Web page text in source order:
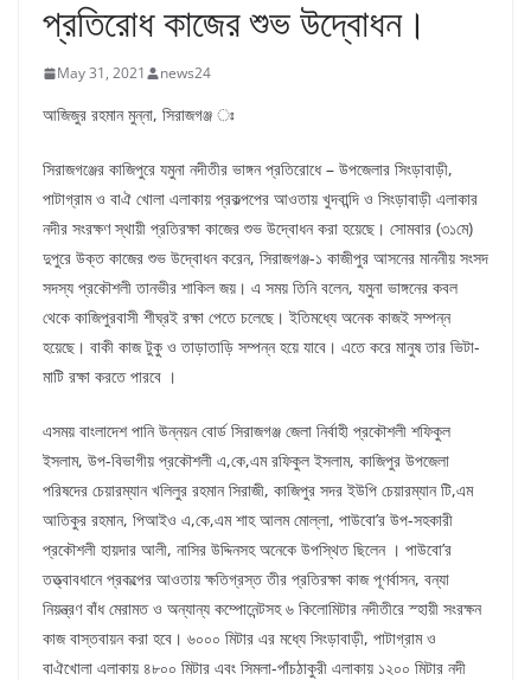
প্রতিরোধ কাজের শুভ উদ্বোধন।
May 31, 2021 news24
আজিজুর রহমান মুন্না, সিরাজগঞ্জ ঃ
সিরাজগঞ্জের কাজিপুরে যমুনা নদীতীর ভাঙ্গন প্রতিরোধে – উপজেলার সিংড়াবাড়ী,
পাটাগ্রাম ও বাঐ খোলা এলাকায় প্রকল্পপের আওতায় খুদবান্দি ও সিংড়াবাড়ী এলাকার
নদীর সংরক্ষণ স্থায়ী প্রতিরক্ষা কাজের শুভ উদ্বোধন করা হয়েছে। সোমবার (৩১মে)
দুপুরে উক্ত কাজের শুভ উদ্বোধন করেন, সিরাজগঞ্জ-১ কাজীপুর আসনের মাননীয় সংসদ
সদস্য প্রকৌশলী তানভীর শাকিল জয়। এ সময় তিনি বলেন, যমুনা ভাঙ্গনের কবল
থেকে কাজিপুরবাসী শীঘ্রই রক্ষা পেতে চলেছে। ইতিমধ্যে অনেক কাজই সম্পন্ন
হয়েছে। বাকী কাজ টুকু ও তাড়াতাড়ি সম্পন্ন হয়ে যাবে। এতে করে মানুষ তার ভিটা-
মাটি রক্ষা করতে পারবে ।
এসময় বাংলাদেশ পানি উন্নয়ন বোর্ড সিরাজগঞ্জ জেলা নির্বাহী প্রকৌশলী শফিকুল
ইসলাম, উপ-বিভাগীয় প্রকৌশলী এ,কে,এম রফিকুল ইসলাম, কাজিপুর উপজেলা
পরিষদের চেয়ারম্যান খলিলুর রহমান সিরাজী, কাজিপুর সদর ইউপি চেয়ারম্যান টি,এম
আতিকুর রহমান, পিআইও এ,কে,এম শাহ আলম মোল্লা, পাউবো’র উপ-সহকারী
প্রকৌশলী হায়দার আলী, নাসির উদ্দিনসহ অনেকে উপস্থিত ছিলেন । পাউবো’র
তত্ত্বাবধানে প্রকল্পের আওতায় ক্ষতিগ্রস্ত তীর প্রতিরক্ষা কাজ পূণর্বাসন, বন্যা
নিয়ন্ত্রণ বাঁধ মেরামত ও অন্যান্য কম্পোনেন্টসহ ৬ কিলোমিটার নদীতীরে স্হায়ী সংরক্ষন
কাজ বাস্তবায়ন করা হবে। ৬০০০ মিটার এর মধ্যে সিংড়াবাড়ী, পাটাগ্রাম ও
বাঐখোলা এলাকায় ৪৮০০ মিটার এবং সিমলা-পাঁচঠাকুরী এলাকায় ১২০০ মিটার নদী